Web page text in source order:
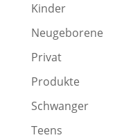
Kinder
Neugeborene
Privat
Produkte
Schwanger
Teens